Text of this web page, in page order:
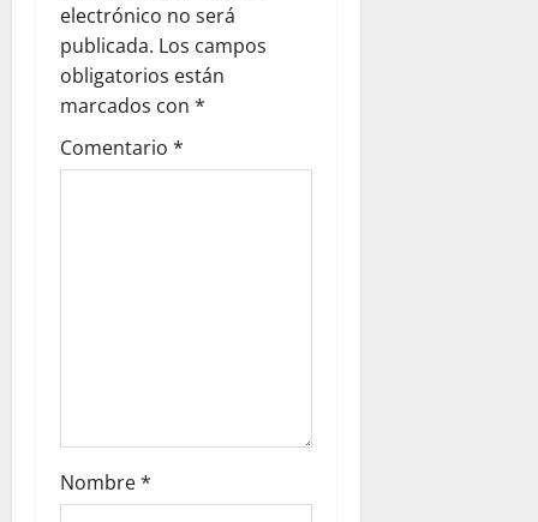
electrónico no será
publicada. Los campos
obligatorios están
marcados con *
Comentario *
Nombre*